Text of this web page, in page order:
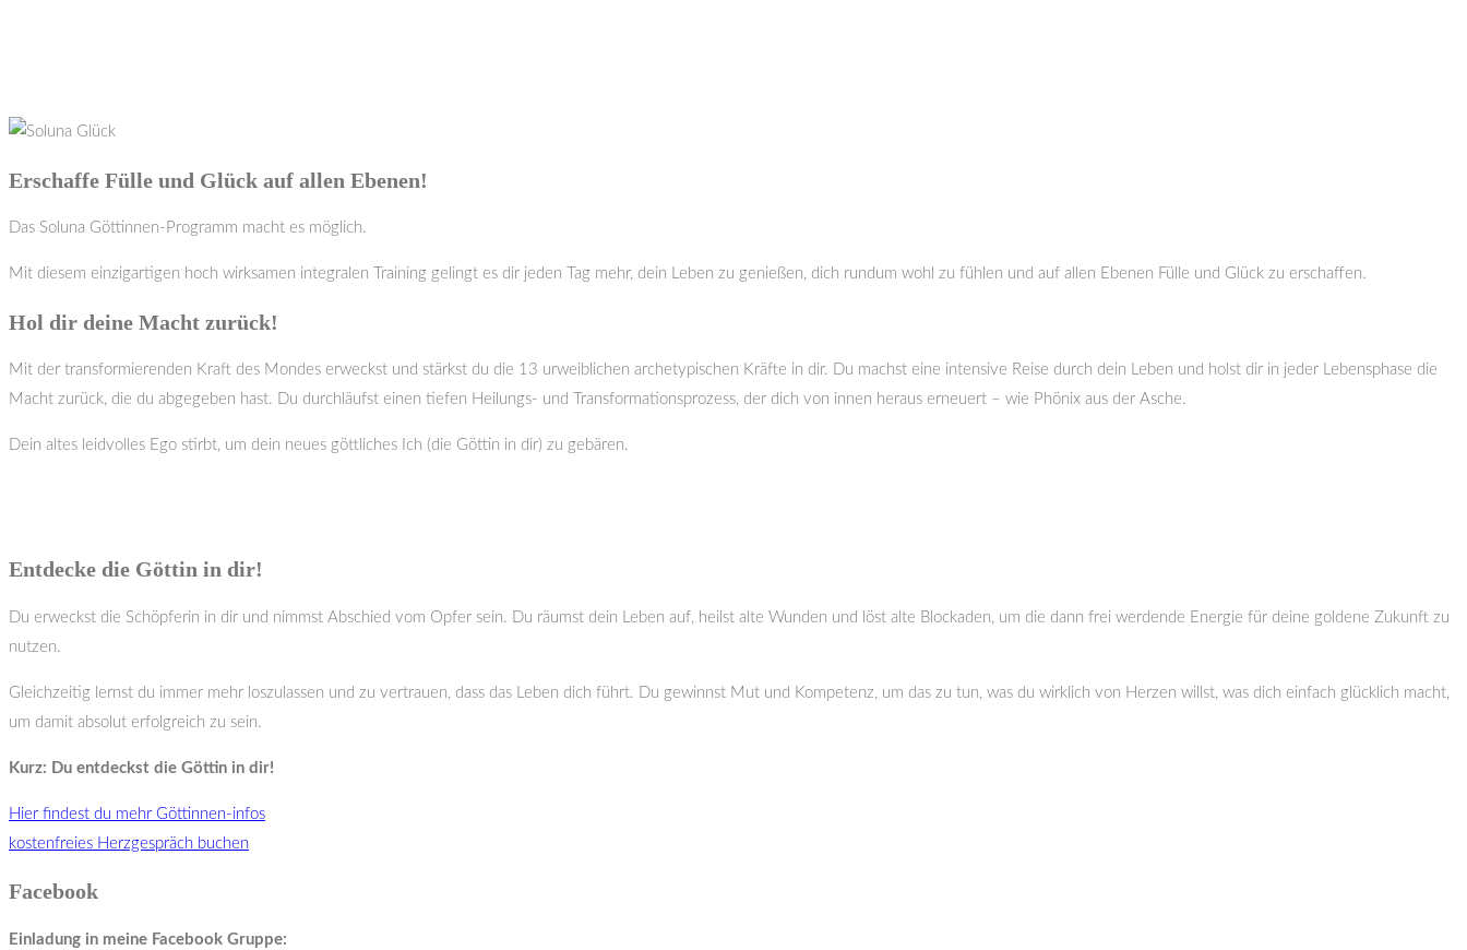
Erschaffe Fülle und Glück auf allen Ebenen!
Das Soluna Göttinnen-Programm macht es möglich.
Mit diesem einzigartigen hoch wirksamen integralen Training gelingt es dir jeden Tag mehr, dein Leben zu genießen, dich rundum wohl zu fühlen und auf allen Ebenen Fülle und Glück zu erschaffen.
Hol dir deine Macht zurück!
Mit der transformierenden Kraft des Mondes erweckst und stärkst du die 13 urweiblichen archetypischen Kräfte in dir. Du machst eine intensive Reise durch dein Leben und holst dir in jeder Lebensphase die
Macht zurück, die du abgegeben hast. Du durchläufst einen tiefen Heilungs- und Transformationsprozess, der dich von innen heraus erneuert – wie Phönix aus der Asche.
Dein altes leidvolles Ego stirbt, um dein neues göttliches Ich (die Göttin in dir) zu gebären.
Entdecke die Göttin in dir!
Du erweckst die Schöpferin in dir und nimmst Abschied vom Opfer sein. Du räumst dein Leben auf, heilst alte Wunden und löst alte Blockaden, um die dann frei werdende Energie für deine goldene Zukunft zu
nutzen.
Gleichzeitig lernst du immer mehr loszulassen und zu vertrauen, dass das Leben dich führt. Du gewinnst Mut und Kompetenz, um das zu tun, was du wirklich von Herzen willst, was dich einfach glücklich macht,
um damit absolut erfolgreich zu sein.
Kurz: Du entdeckst die Göttin in dir!
Hier findest du mehr Göttinnen-infos
kostenfreies Herzgespräch buchen
Facebook
Einladung in meine Facebook Gruppe: